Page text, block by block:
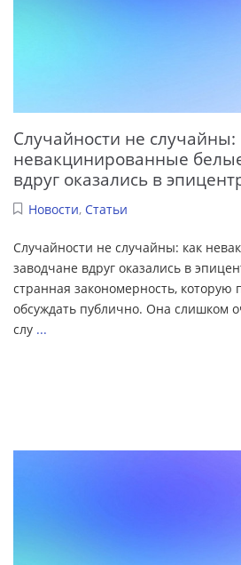
Случайности не случайны:
невакцинированные
вдруг оказались в
Новости, Статьи
Случайности не случайны: как
заводчане вдруг оказались в
странная закономерность, которую
обсуждать публично. Она слишком
слу ...